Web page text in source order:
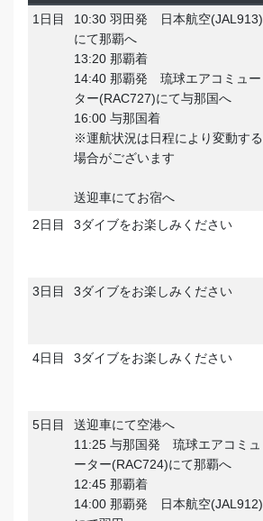
1日目
10:30 羽田発 日本航空(JAL913)
にて那覇へ
13:20 那覇着
14:40 那覇発 琉球エアコミュー
ター(RAC727)にて与那国へ
16:00 与那国着
※運航状況は日程により変動する
場合がございます
送迎車にてお宿へ
2日目 3ダイブをお楽しみください
3日目
3ダイブをお楽しみください
4日目
3ダイブをお楽しみください
5日目
送迎車にて空港へ
11:25 与那国発 琉球エアコミュ
ーター(RAC724)にて那覇へ
12:45 那覇着
14:00 那覇発 日本航空(JAL912)